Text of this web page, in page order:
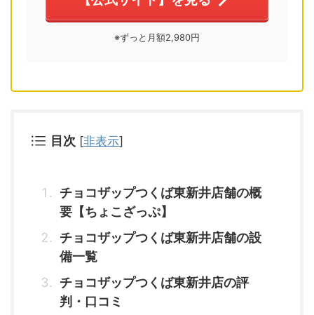
※ずっと月額2,980円
目次 [非表示]
チョコザップつくば東新井店舗の概
要【ちょこざっぷ】
チョコザップつくば東新井店舗の設
備一覧
チョコザップつくば東新井店の評
判・口コミ